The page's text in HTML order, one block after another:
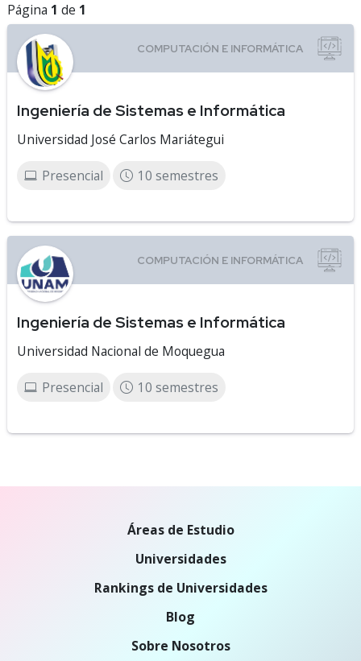
Página 1 de 1
Ingeniería de Sistemas e Informática
Universidad José Carlos Mariátegui
Presencial 10 semestres
Ingeniería de Sistemas e Informática
Universidad Nacional de Moquegua
Presencial 10 semestres
Áreas de Estudio
Universidades
Rankings de Universidades
Blog
Sobre Nosotros